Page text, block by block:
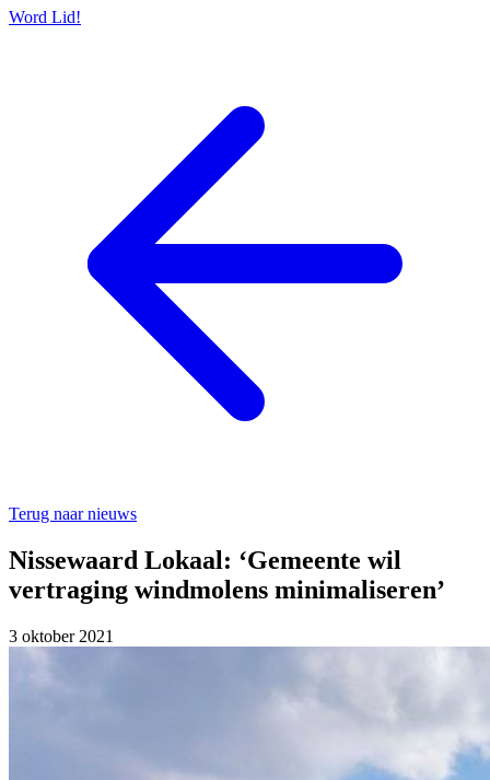
Word Lid!
Terug naar nieuws
Nissewaard Lokaal: ‘Gemeente wil
vertraging windmolens minimaliseren’
3 oktober 2021